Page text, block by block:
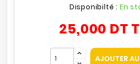
Disponibilté : En
25,000 DT
AJOUTER